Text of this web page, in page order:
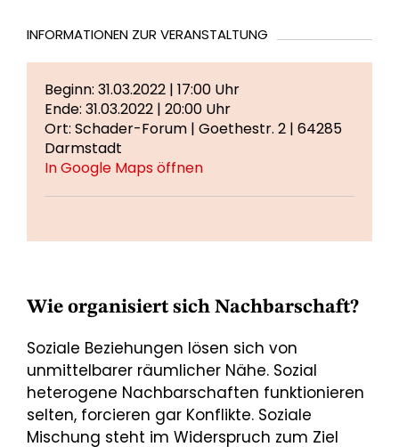
INFORMATIONEN ZUR VERANSTALTUNG
Beginn: 31.03.2022 | 17:00 Uhr
Ende: 31.03.2022 | 20:00 Uhr
Ort: Schader-Forum | Goethestr. 2 | 64285
Darmstadt
In Google Maps öffnen
Wie organisiert sich Nachbarschaft?
Soziale Beziehungen lösen sich von
unmittelbarer räumlicher Nähe. Sozial
heterogene Nachbarschaften funktionieren
selten, forcieren gar Konflikte. Soziale
Mischung steht im Widerspruch zum Ziel